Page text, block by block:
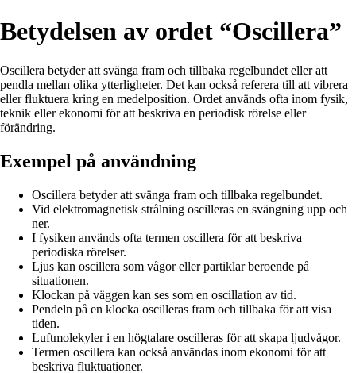
Betydelsen av ordet “Oscillera”
Oscillera betyder att svänga fram och tillbaka regelbundet eller att
pendla mellan olika ytterligheter. Det kan också referera till att vibrera
eller fluktuera kring en medelposition. Ordet används ofta inom fysik,
teknik eller ekonomi för att beskriva en periodisk rörelse eller
förändring.
Exempel på användning
Oscillera betyder att svänga fram och tillbaka regelbundet.
Vid elektromagnetisk strålning oscilleras en svängning upp och
ner.
I fysiken används ofta termen oscillera för att beskriva
periodiska rörelser.
Ljus kan oscillera som vågor eller partiklar beroende på
situationen.
Klockan på väggen kan ses som en oscillation av tid.
Pendeln på en klocka oscilleras fram och tillbaka för att visa
tiden.
Luftmolekyler i en högtalare oscilleras för att skapa ljudvågor.
Termen oscillera kan också användas inom ekonomi för att
beskriva fluktuationer.